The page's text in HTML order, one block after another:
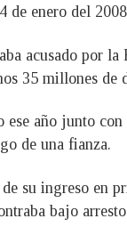
de enero del
acusado por
35 millones de
ese año junto
de una fianza.
de su ingreso en
bajo